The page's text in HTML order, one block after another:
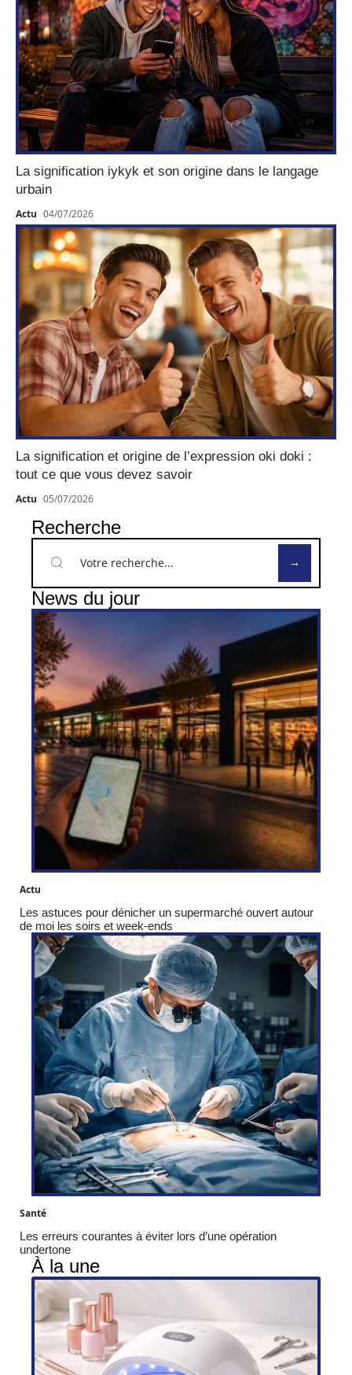
La signification iykyk et son origine dans le langage
urbain
Actu 04/07/2026
La signification et origine de l’expression oki doki :
tout ce que vous devez savoir
Actu 05/07/2026
Recherche
News du jour
Actu
Les astuces pour dénicher un supermarché ouvert autour
de moi les soirs et week-ends
Santé
Les erreurs courantes à éviter lors d’une opération
undertone
À la une